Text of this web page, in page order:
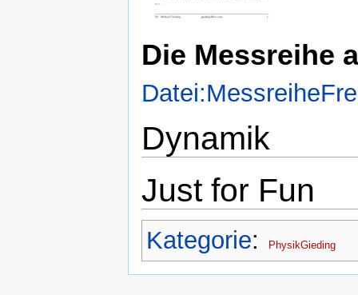
Die Messreihe
Dynamik
Just for Fun
Kategorie: PhysikGieding